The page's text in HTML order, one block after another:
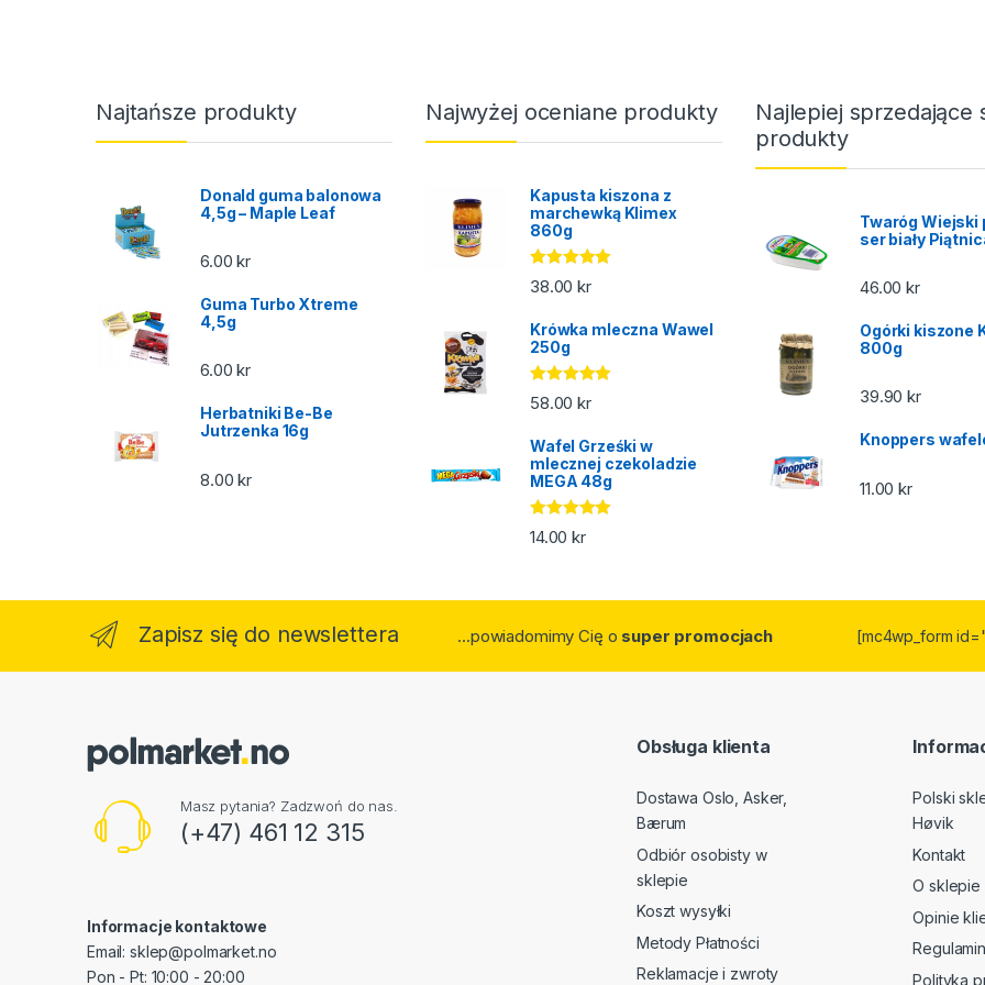
Najtańsze produkty
Donald guma balonowa
4,5g – Maple Leaf
6.00kr
Guma Turbo Xtreme
4,5g
6.00kr
Herbatniki Be-Be
Jutrzenka 16g
8.00kr
Najwyżej oceniane produkty
Kapusta kiszona z
marchewką Klimex
860g
Oceniono
5.00na 5
38.00kr
Krówka mleczna Wawel
250g
Oceniono
5.00na 5
58.00kr
Wafel Grześki w
mlecznej czekoladzie
MEGA 48g
Oceniono
5.00na 5
14.00kr
Najlepiej sprzedające
produkty
Twaróg Wiejski
ser biały
46.00kr
Ogórki kiszone
800g
39.90kr
Knoppers
11.00kr
Zapisz się do newslettera ...powiadomimy Cię o super promocjach [mc4wp_form
Masz pytania? Zadzwoń do nas.
(+47) 461 12 315
Informacje kontaktowe
Email: sklep@polmarket.no
Pon - Pt: 10:00 - 20:00
Obsługa klienta
Dostawa Oslo, Asker,
Bærum
Odbiór osobisty w
sklepie
Koszt wysyłki
Metody Płatności
Reklamacje i zwroty
Polski
Høvik
Kontakt
O sklepie
Opinie
Regulamin
Polityka